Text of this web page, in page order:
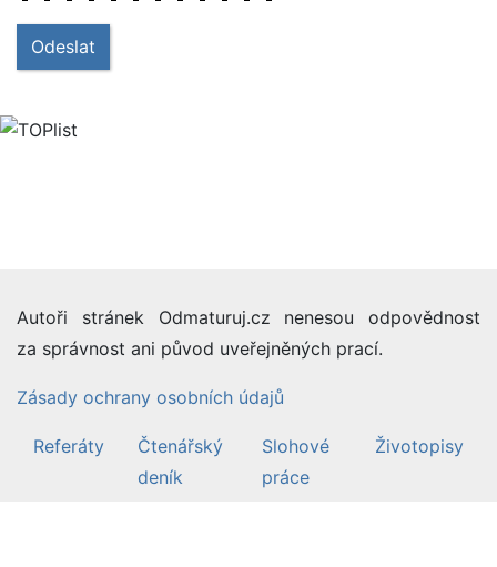
Odeslat
Autoři stránek Odmaturuj.cz nenesou odpovědnost
za správnost ani původ uveřejněných prací.
Zásady ochrany osobních údajů
Referáty
Čtenářský
deník
Slohové
práce
Životopisy